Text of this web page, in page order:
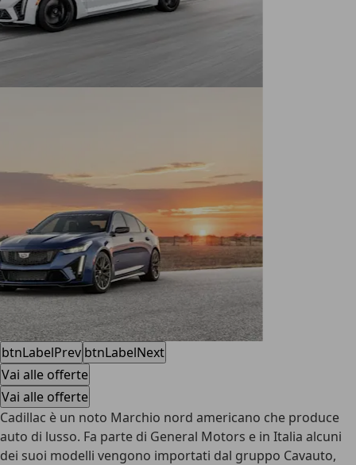
btnLabelPrev btnLabelNext
Vai alle offerte
Vai alle offerte
Cadillac è un noto Marchio nord americano che produce
auto di lusso. Fa parte di General Motors e in Italia alcuni
dei suoi modelli vengono importati dal gruppo Cavauto,